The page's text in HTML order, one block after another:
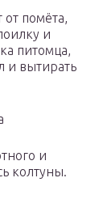
помёта,
и
питомца,
и вытирать
и
колтуны.